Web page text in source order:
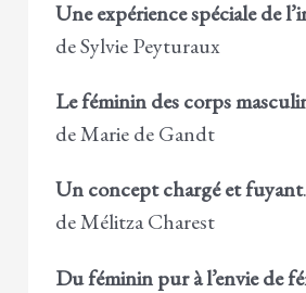
Une expérience spéciale de
de Sylvie Peyturaux
Le féminin des corps
de Marie de Gandt
Un concept chargé et fuyant.
de Mélitza Charest
Du féminin pur à l’envie de